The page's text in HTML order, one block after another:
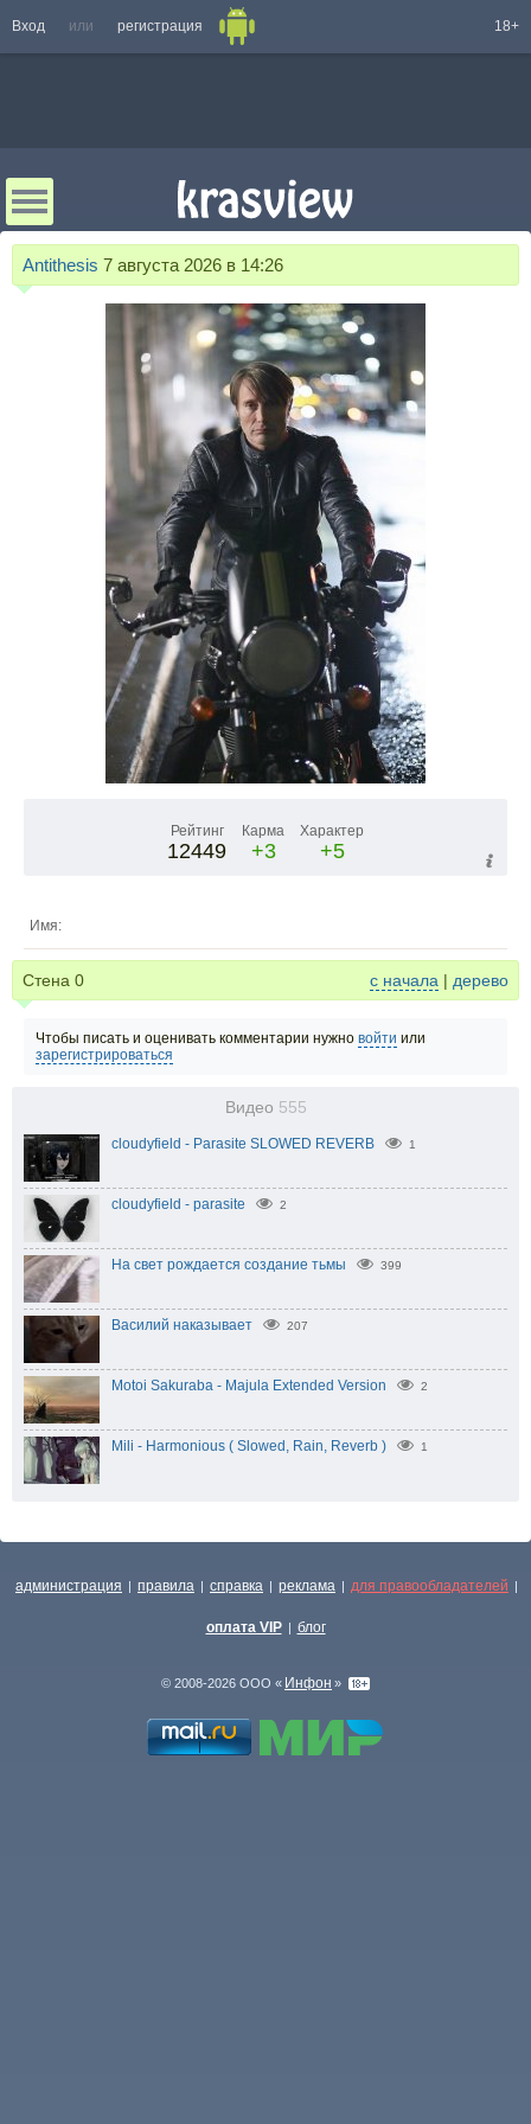
Вход или регистрация 18+
Antithesis 7 августа 2026 в 14:26
Рейтинг
12449
Карма
+3
Характер
+5
Имя:
Стена 0 с начала | дерево
Чтобы писать и оценивать комментарии нужно войти или
зарегистрироваться
Видео 555
cloudyfield - Parasite SLOWED REVERB 1
cloudyfield - parasite 2
На свет рождается создание тьмы 399
Василий наказывает 207
Motoi Sakuraba - Majula Extended Version 2
Mili - Harmonious ( Slowed, Rain, Reverb ) 1
администрация | правила | справка | реклама | для правообладателей |
оплата VIP | блог
© 2008-2026 ООО « Инфон »